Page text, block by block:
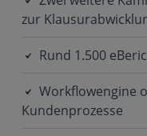
zur
Rund 1.500
Workflowengine
Kundenprozesse